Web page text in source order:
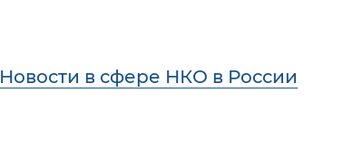
Новости в сфере НКО в России